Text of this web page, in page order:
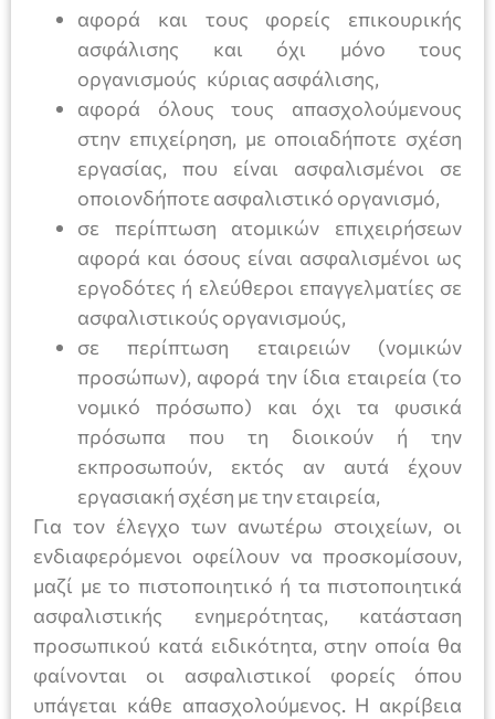
αφορά και τους φορείς επικουρικής
ασφάλισης και όχι μόνο τους
οργανισμούς κύριας ασφάλισης,
αφορά όλους τους απασχολούμενους
στην επιχείρηση, με οποιαδήποτε σχέση
εργασίας, που είναι ασφαλισμένοι σε
οποιονδήποτε ασφαλιστικό οργανισμό,
σε περίπτωση ατομικών επιχειρήσεων
αφορά και όσους είναι ασφαλισμένοι ως
εργοδότες ή ελεύθεροι επαγγελματίες σε
ασφαλιστικούς οργανισμούς,
σε περίπτωση εταιρειών (νομικών
προσώπων), αφορά την ίδια εταιρεία (το
νομικό πρόσωπο) και όχι τα φυσικά
πρόσωπα που τη διοικούν ή την
εκπροσωπούν, εκτός αν αυτά έχουν
εργασιακή σχέση με την εταιρεία,
Για τον έλεγχο των ανωτέρω στοιχείων, οι
ενδιαφερόμενοι οφείλουν να προσκομίσουν,
μαζί με το πιστοποιητικό ή τα πιστοποιητικά
ασφαλιστικής ενημερότητας, κατάσταση
προσωπικού κατά ειδικότητα, στην οποία θα
φαίνονται οι ασφαλιστικοί φορείς όπου
υπάγεται κάθε απασχολούμενος. Η ακρίβεια